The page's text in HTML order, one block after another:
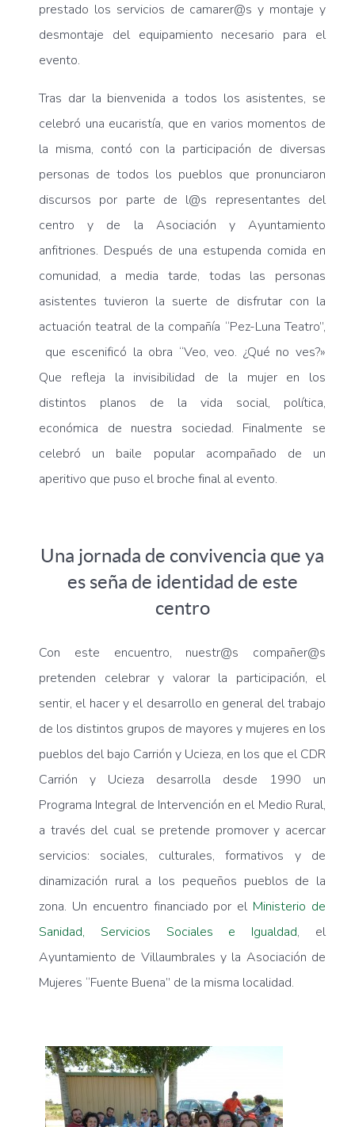
prestado los servicios de camarer@s y montaje y
desmontaje del equipamiento necesario para el
evento.
Tras dar la bienvenida a todos los asistentes, se
celebró una eucaristía, que en varios momentos de
la misma, contó con la participación de diversas
personas de todos los pueblos que pronunciaron
discursos por parte de l@s representantes del
centro y de la Asociación y Ayuntamiento
anfitriones. Después de una estupenda comida en
comunidad, a media tarde, todas las personas
asistentes tuvieron la suerte de disfrutar con la
actuación teatral de la compañía “Pez-Luna Teatro”,
que escenificó la obra “Veo, veo. ¿Qué no ves?»
Que refleja la invisibilidad de la mujer en los
distintos planos de la vida social, política,
económica de nuestra sociedad. Finalmente se
celebró un baile popular acompañado de un
aperitivo que puso el broche final al evento.
Una jornada de convivencia que ya
es seña de identidad de este
centro
Con este encuentro, nuestr@s compañer@s
pretenden celebrar y valorar la participación, el
sentir, el hacer y el desarrollo en general del trabajo
de los distintos grupos de mayores y mujeres en los
pueblos del bajo Carrión y Ucieza, en los que el CDR
Carrión y Ucieza desarrolla desde 1990 un
Programa Integral de Intervención en el Medio Rural,
a través del cual se pretende promover y acercar
servicios: sociales, culturales, formativos y de
dinamización rural a los pequeños pueblos de la
zona. Un encuentro financiado por el Ministerio de
Sanidad, Servicios Sociales e Igualdad, el
Ayuntamiento de Villaumbrales y la Asociación de
Mujeres “Fuente Buena” de la misma localidad.